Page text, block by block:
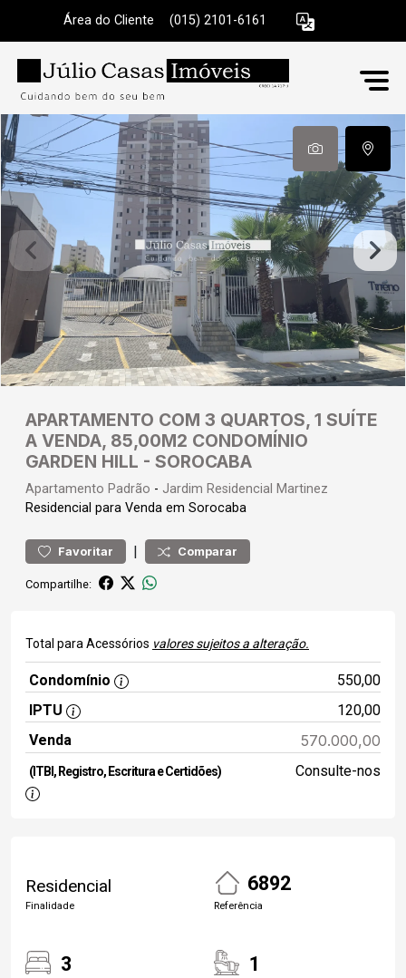
Área do Cliente (015) 2101-6161
APARTAMENTO COM 3 QUARTOS, 1 SUÍTE
A VENDA, 85,00M2 CONDOMÍNIO
GARDEN HILL - SOROCABA
Apartamento Padrão - Jardim Residencial Martinez
Residencial para Venda em Sorocaba
Favoritar | Comparar
Compartilhe:
Total para Acessórios valores sujeitos a alteração.
Condomínio
550,00
IPTU
120,00
Venda
570.000,00
(ITBI, Registro, Escritura e Certidões) Consulte-nos
Residencial
Finalidade
6892
Referência
3 1